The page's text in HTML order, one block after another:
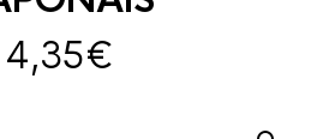
4,35€